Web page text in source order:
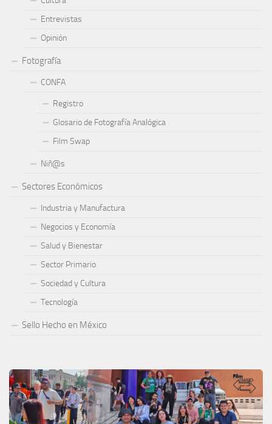
Entrevistas
Opinión
Fotografía
CONFA
Registro
Glosario de Fotografía Analógica
Film Swap
Niñ@s
Sectores Económicos
Industria y Manufactura
Negocios y Economía
Salud y Bienestar
Sector Primario
Sociedad y Cultura
Tecnología
Sello Hecho en México